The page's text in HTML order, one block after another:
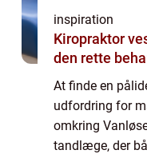
inspiration
Kiropraktor vesterbro
den rette
At finde en
udfordring for
omkring
tandlæge, der